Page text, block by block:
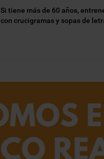
Si tiene más de 60 años,
con crucigramas y sopas de